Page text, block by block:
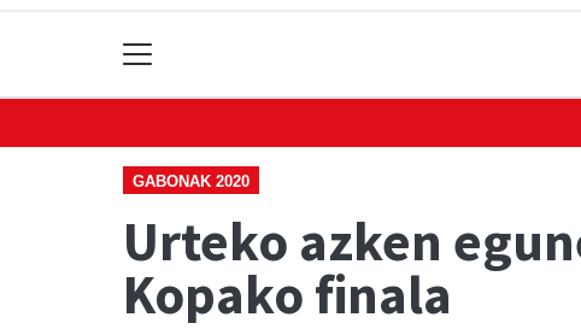
GABONAK 2020
Urteko azken
Kopako finala